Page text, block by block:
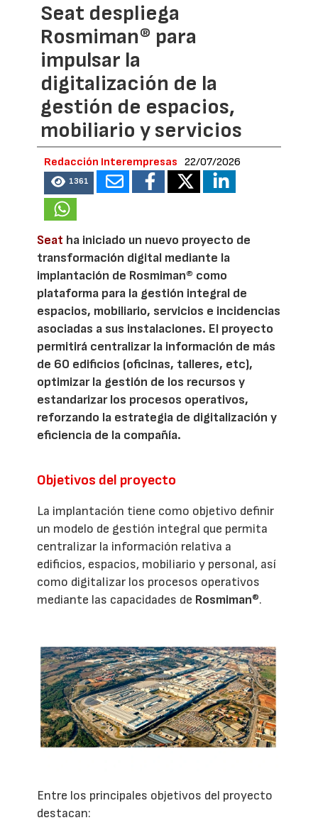
Seat despliega
Rosmiman® para
impulsar la
digitalización de la
gestión de espacios,
mobiliario y servicios
Redacción Interempresas 22/07/2026
1361
Seat ha iniciado un nuevo proyecto de
transformación digital mediante la
implantación de Rosmiman® como
plataforma para la gestión integral de
espacios, mobiliario, servicios e incidencias
asociadas a sus instalaciones. El proyecto
permitirá centralizar la información de más
de 60 edificios (oficinas, talleres, etc),
optimizar la gestión de los recursos y
estandarizar los procesos operativos,
reforzando la estrategia de digitalización y
eficiencia de la compañía.
Objetivos del proyecto
La implantación tiene como objetivo definir
un modelo de gestión integral que permita
centralizar la información relativa a
edificios, espacios, mobiliario y personal, así
como digitalizar los procesos operativos
mediante las capacidades de Rosmiman®.
Entre los principales objetivos del proyecto
destacan: